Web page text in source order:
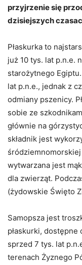
przyjrzenie się
dzisiejszych
Płaskurka to
już 10 tys. lat p.n.e.
starożytnego
lat p.n.e., jednak z
odmiany pszenicy.
sobie ze
głównie na
składnik jest
wytwarzana jest
dla zwierząt.
(żydowskie Święto
Samopsza jest
płaskurki,
sprzed 7 tys. lat
terenach Żyznego